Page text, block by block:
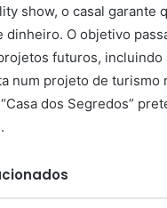
show, o casal garante
dinheiro. O objetivo
futuros, incluindo
num projeto de turismo
dos Segredos”